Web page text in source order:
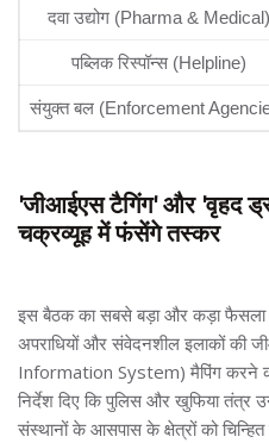
दवा उद्योग (Pharma & Medical)
पब्लिक रिस्पॉन्स (Helpline)
संयुक्त बल (Enforcement
'जीआईएस टैगिंग' और 'वृहद
चक्रव्यूह में फंसेंगे तस्कर
इस बैठक का सबसे बड़ा और कड़ा फैसला
अपराधियों और संवेदनशील इलाकों की
Information System) मैपिंग करने
निर्देश दिए कि पुलिस और खुफिया तंत्र
संस्थानों के आसपास के क्षेत्रों को